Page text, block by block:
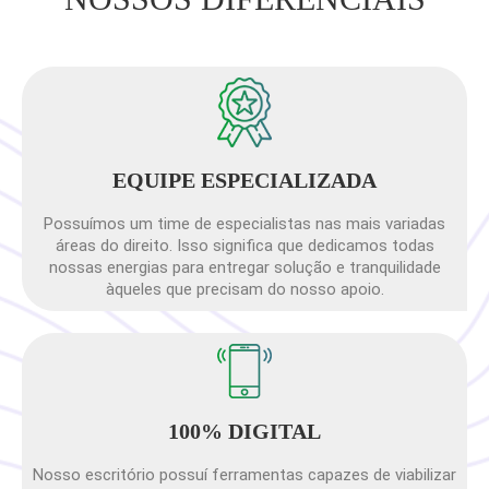
EQUIPE ESPECIALIZADA
Possuímos um time de especialistas nas mais variadas
áreas do direito. Isso significa que dedicamos todas
nossas energias para entregar solução e tranquilidade
àqueles que precisam do nosso apoio.
100% DIGITAL
Nosso escritório possuí ferramentas capazes de viabilizar